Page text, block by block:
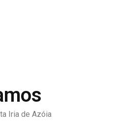
Iria de Azóia